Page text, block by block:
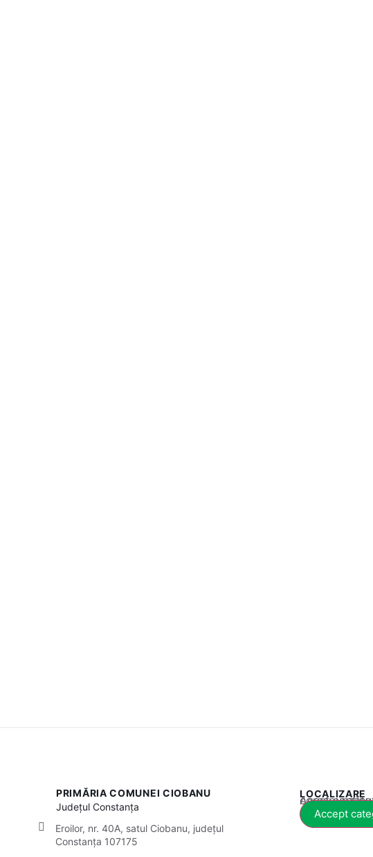
PRIMĂRIA COMUNEI CIOBANU
JudețulConstanța
Eroilor, nr. 40A, satul Ciobanu, județul
Constanța 107175
LOCALIZARE
Acest conținut este blocat până când
Accept